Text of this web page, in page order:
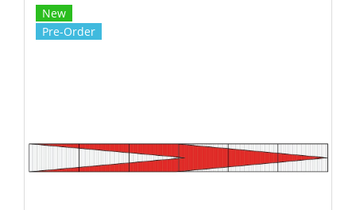
New
Pre-Order